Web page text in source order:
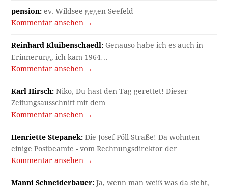
pension: ev. Wildsee gegen Seefeld
Kommentar ansehen →
Reinhard Kluibenschaedl: Genauso habe ich es auch in
Erinnerung, ich kam 1964…
Kommentar ansehen →
Karl Hirsch: Niko, Du hast den Tag gerettet! Dieser
Zeitungsausschnitt mit dem…
Kommentar ansehen →
Henriette Stepanek: Die Josef-Pöll-Straße! Da wohnten
einige Postbeamte - vom Rechnungsdirektor der…
Kommentar ansehen →
Manni Schneiderbauer: Ja, wenn man weiß was da steht,